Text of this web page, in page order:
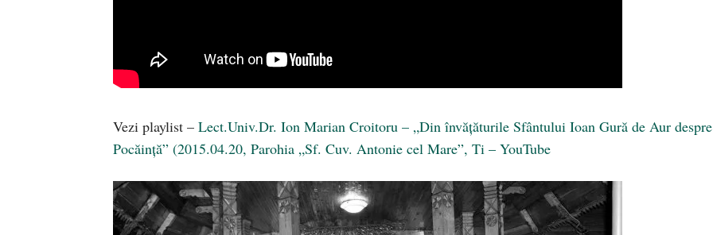
Vezi playlist – Lect.Univ.Dr. Ion Marian Croitoru – „Din învăţăturile Sfântului Ioan Gură de Aur despre
Pocăință” (2015.04.20, Parohia „Sf. Cuv. Antonie cel Mare”, Ti – YouTube